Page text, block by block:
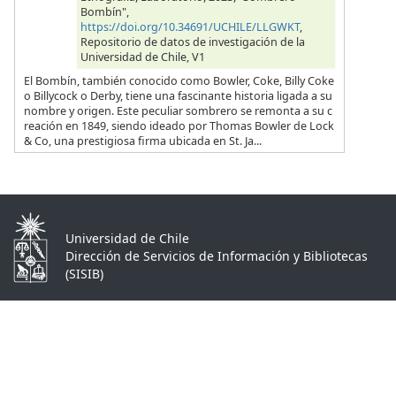
Bombín",
https://doi.org/10.34691/UCHILE/LLGWKT,
Repositorio de datos de investigación de la
Universidad de Chile, V1
El Bombín, también conocido como Bowler, Coke, Billy Coke
o Billycock o Derby, tiene una fascinante historia ligada a su
nombre y origen. Este peculiar sombrero se remonta a su c
reación en 1849, siendo ideado por Thomas Bowler de Lock
& Co, una prestigiosa firma ubicada en St. Ja...
Universidad de Chile
Dirección de Servicios de Información y Bibliotecas
(SISIB)